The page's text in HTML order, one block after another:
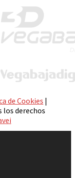
de Cookies |
los derechos